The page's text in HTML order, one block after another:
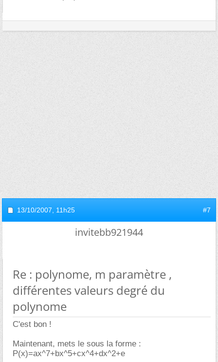
13/10/2007, 11h25 #7
invitebb921944
Re : polynome, m paramètre ,
différentes valeurs degré du
polynome
C'est bon !
Maintenant, mets le sous la forme :
P(x)=ax^7+bx^5+cx^4+dx^2+e